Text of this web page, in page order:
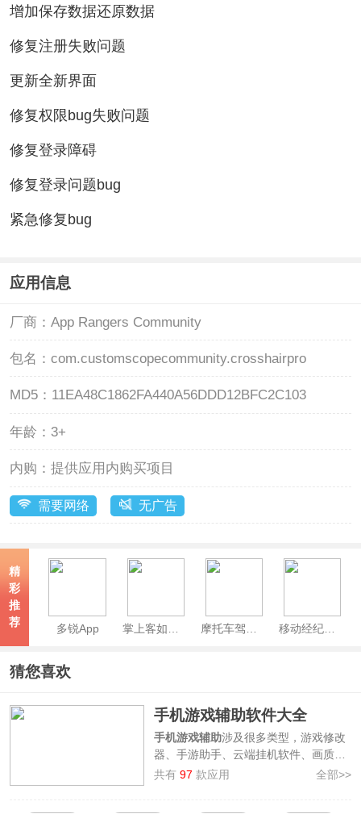
增加保存数据还原数据
修复注册失败问题
更新全新界面
修复权限bug失败问题
修复登录障碍
修复登录问题bug
紧急修复bug
应用信息
厂商： App Rangers Community
包名： com.customscopecommunity.crosshairpro
MD5： 11EA48C1862FA440A56DDD12BFC2C103
年龄： 3+
内购： 提供应用内购买项目
需要网络 无广告
精
彩
推
荐
多锐App
猜您喜欢
手机游戏辅助软件大全
手机游戏辅助涉及很多类型，游戏修改
器、手游助手、云端挂机软件、画质修
改器等都属于手机游戏辅助！一款好的
共有97 款应用 全部>>